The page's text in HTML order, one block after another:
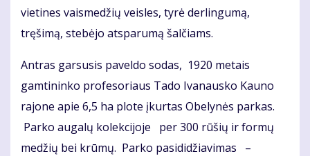
vietines vaismedžių veisles, tyrė derlingumą,
tręšimą, stebėjo atsparumą šalčiams.
Antras garsusis paveldo sodas, 1920 metais
gamtininko profesoriaus Tado Ivanausko Kauno
rajone apie 6,5 ha plote įkurtas Obelynės parkas.
Parko augalų kolekcijoje per 300 rūšių ir formų
medžių bei krūmų. Parko pasididžiavimas –